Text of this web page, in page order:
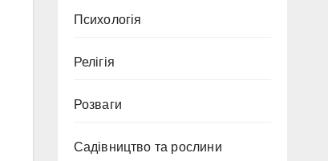
Психологія
Релігія
Розваги
Садівництво та рослини